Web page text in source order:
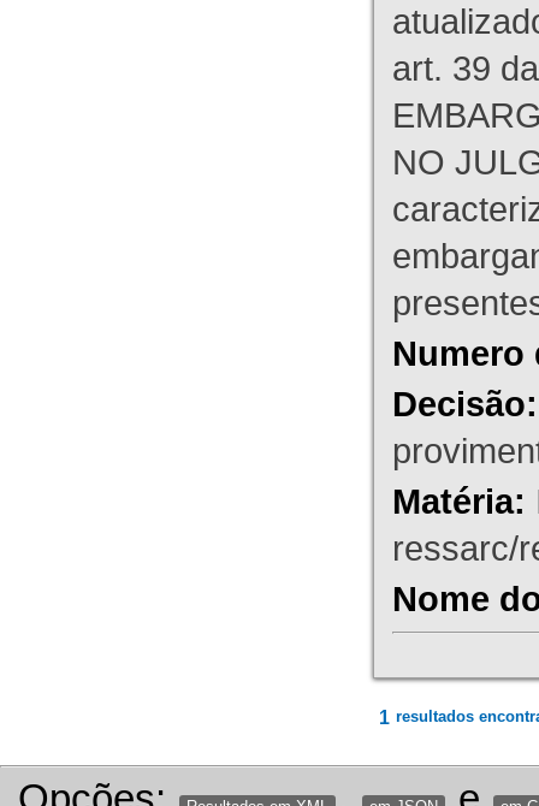
art. 39
NO
Numero
Decisão:
Matéria:
ressarc/
Nome
1 resultados